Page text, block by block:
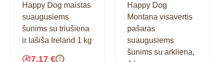
Happy Dog maistas
suaugusiems
šunims su triušiena
ir lašiša Ireland 1 kg
7.17 € !
Happy Dog
Montana visavertis
pašaras
suaugusiems
šunims su arkliena,